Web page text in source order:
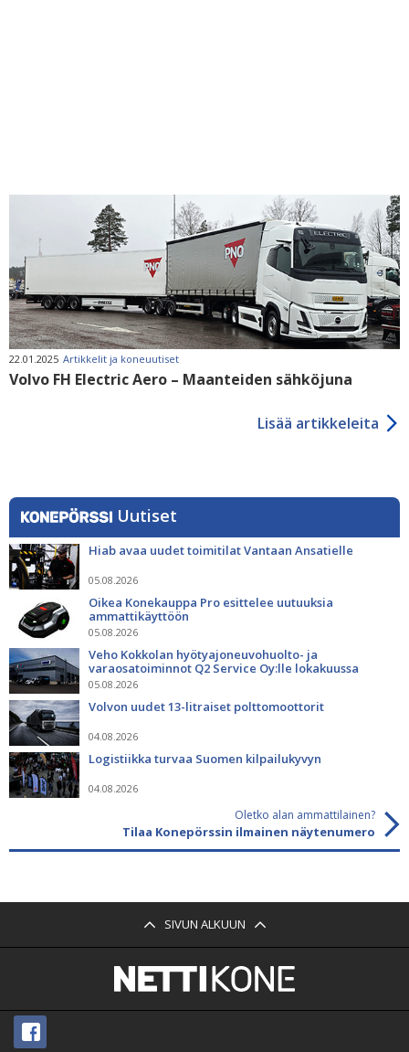
22.01.2025 Artikkelit ja koneuutiset
Volvo FH Electric Aero – Maanteiden sähköjuna
Lisää artikkeleita
Uutiset
Hiab avaa uudet toimitilat Vantaan Ansatielle
05.08.2026
Oikea Konekauppa Pro esittelee uutuuksia
ammattikäyttöön
05.08.2026
Veho Kokkolan hyötyajoneuvohuolto- ja
varaosatoiminnot Q2 Service Oy:lle lokakuussa
05.08.2026
Volvon uudet 13-litraiset polttomoottorit
04.08.2026
Logistiikka turvaa Suomen kilpailukyvyn
04.08.2026
Oletko alan ammattilainen?
Tilaa Konepörssin ilmainen näytenumero
SIVUN ALKUUN